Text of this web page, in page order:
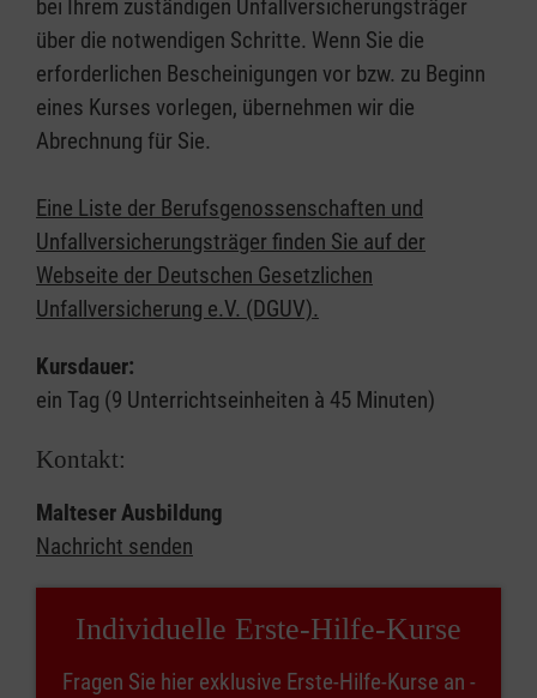
bei Ihrem zuständigen Unfallversicherungsträger
über die notwendigen Schritte. Wenn Sie die
erforderlichen Bescheinigungen vor bzw. zu Beginn
eines Kurses vorlegen, übernehmen wir die
Abrechnung für Sie.
Eine Liste der Berufsgenossenschaften und
Unfallversicherungsträger finden Sie auf der
Webseite der Deutschen Gesetzlichen
Unfallversicherung e.V. (DGUV).
Kursdauer:
ein Tag (9 Unterrichtseinheiten à 45 Minuten)
Kontakt:
Malteser Ausbildung
Nachricht senden
Individuelle Erste-Hilfe-Kurse
Fragen Sie hier exklusive Erste-Hilfe-Kurse an -